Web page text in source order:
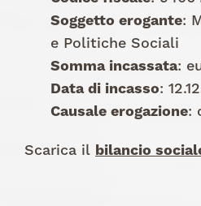
Soggetto erogante:
e Politiche Sociali
Somma incassata:
Data di incasso:
Causale erogazione:
Scarica il bilancio